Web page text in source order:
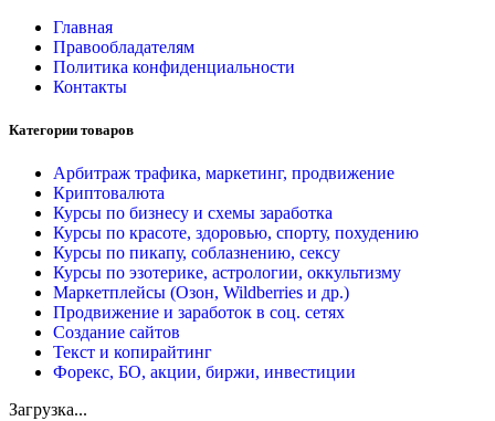
Главная
Правообладателям
Политика конфиденциальности
Контакты
Категории товаров
Арбитраж трафика, маркетинг, продвижение
Криптовалюта
Курсы по бизнесу и схемы заработка
Курсы по красоте, здоровью, спорту, похудению
Курсы по пикапу, соблазнению, сексу
Курсы по эзотерике, астрологии, оккультизму
Маркетплейсы (Озон, Wildberries и др.)
Продвижение и заработок в соц. сетях
Создание сайтов
Текст и копирайтинг
Форекс, БО, акции, биржи, инвестиции
Загрузка...